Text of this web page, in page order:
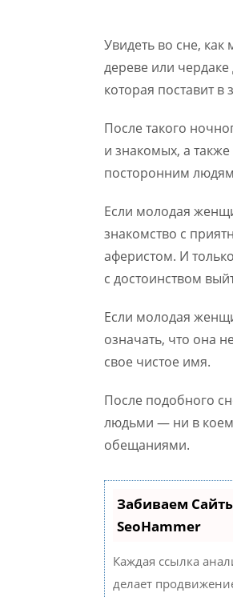
Увидеть во сне, как
дереве или
которая поставит
После такого
и знакомых, а
посторонним
Если молодая
знакомство с
аферистом. И
с достоинством
Если молодая
означать, что она
свое чистое имя.
После подобного
людьми — ни в коем
обещаниями.
Забиваем
SeoHammer
Каждая ссылка
делает